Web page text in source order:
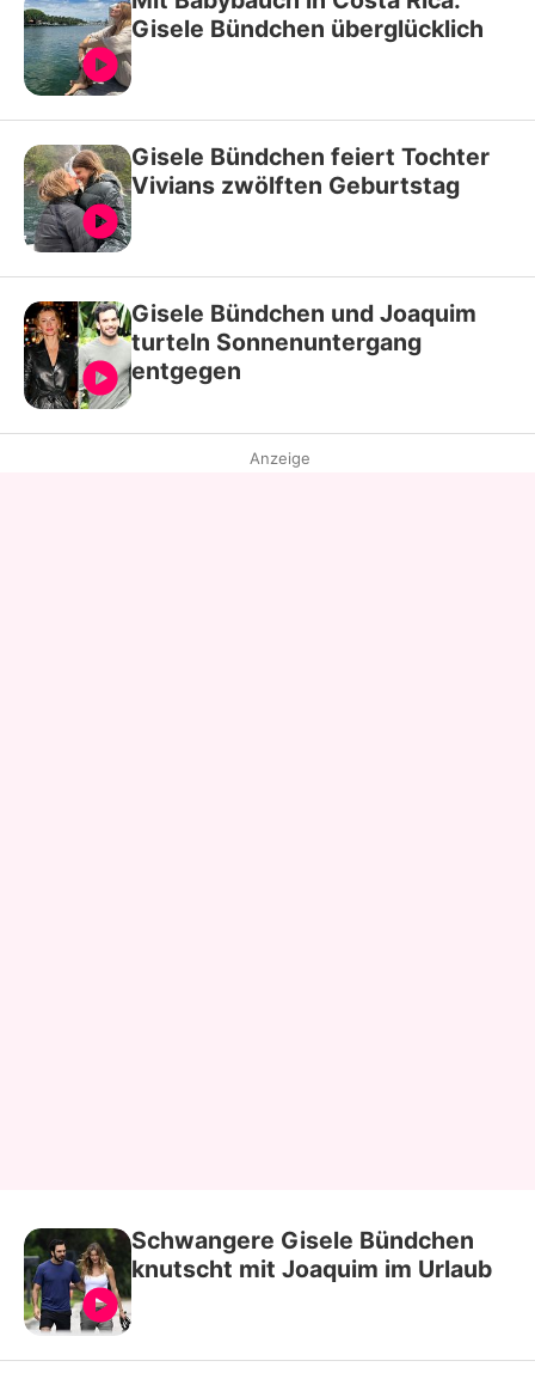
Gisele Bündchen überglücklich
Gisele Bündchen feiert Tochter
Vivians zwölften Geburtstag
Gisele Bündchen und Joaquim
turteln Sonnenuntergang
entgegen
Anzeige
Schwangere Gisele Bündchen
knutscht mit Joaquim im Urlaub